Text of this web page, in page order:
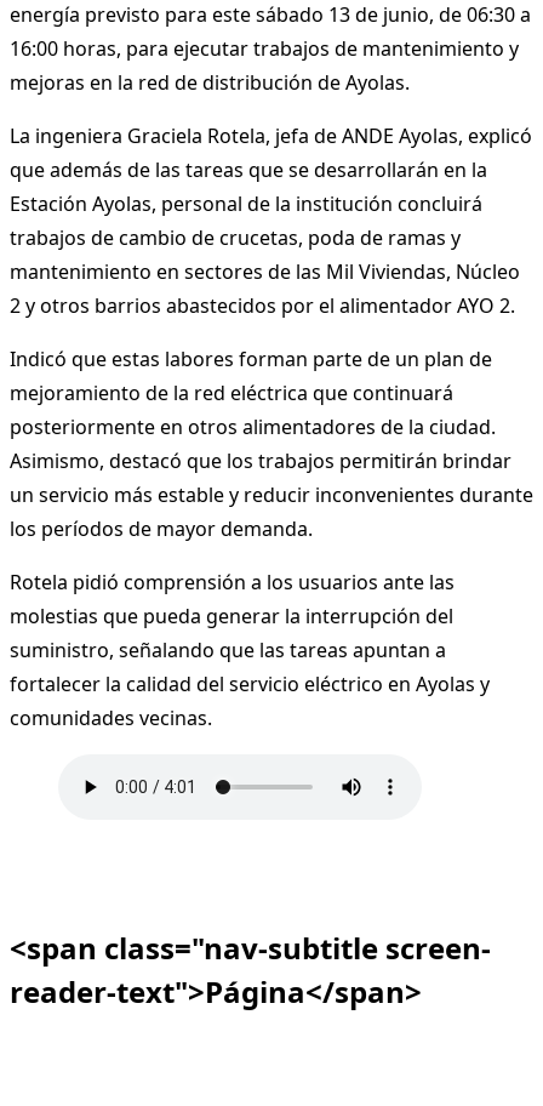
energía previsto para este sábado 13 de junio, de 06:30 a
16:00 horas, para ejecutar trabajos de mantenimiento y
mejoras en la red de distribución de Ayolas.
La ingeniera Graciela Rotela, jefa de ANDE Ayolas, explicó
que además de las tareas que se desarrollarán en la
Estación Ayolas, personal de la institución concluirá
trabajos de cambio de crucetas, poda de ramas y
mantenimiento en sectores de las Mil Viviendas, Núcleo
2 y otros barrios abastecidos por el alimentador AYO 2.
Indicó que estas labores forman parte de un plan de
mejoramiento de la red eléctrica que continuará
posteriormente en otros alimentadores de la ciudad.
Asimismo, destacó que los trabajos permitirán brindar
un servicio más estable y reducir inconvenientes durante
los períodos de mayor demanda.
Rotela pidió comprensión a los usuarios ante las
molestias que pueda generar la interrupción del
suministro, señalando que las tareas apuntan a
fortalecer la calidad del servicio eléctrico en Ayolas y
comunidades vecinas.
<span class="nav-subtitle screen-
reader-text">Página</span>